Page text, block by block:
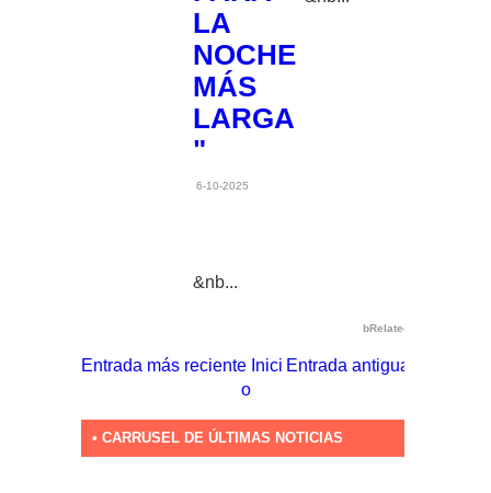
LA
NOCHE
MÁS
LARGA
"
6-10-2025
&nb...
bRelated
Entrada más reciente Entrada antigua
Inici
o
• CARRUSEL DE ÚLTIMAS NOTICIAS